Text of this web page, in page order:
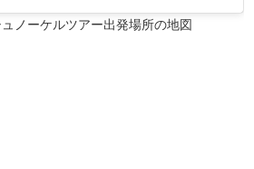
ノーケルツアー出発場所の地図